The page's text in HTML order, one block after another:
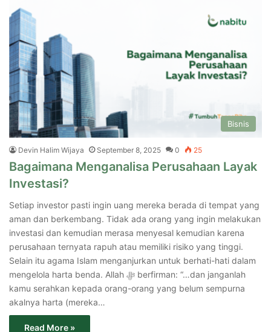
Bisnis
Devin Halim Wijaya September 8, 2025 0 25
Bagaimana Menganalisa Perusahaan Layak
Investasi?
Setiap investor pasti ingin uang mereka berada di tempat yang
aman dan berkembang. Tidak ada orang yang ingin melakukan
investasi dan kemudian merasa menyesal kemudian karena
perusahaan ternyata rapuh atau memiliki risiko yang tinggi.
Selain itu agama Islam menganjurkan untuk berhati-hati dalam
mengelola harta benda. Allah ﷻ berfirman: “…dan janganlah
kamu serahkan kepada orang-orang yang belum sempurna
akalnya harta (mereka…
Read More »